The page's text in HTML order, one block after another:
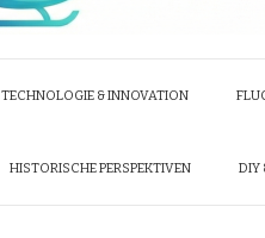
TECHNOLOGIE & INNOVATION
HISTORISCHE PERSPEKTIVEN DIY